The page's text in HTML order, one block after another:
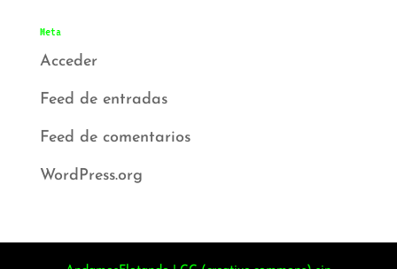
Meta
Acceder
Feed de entradas
Feed de comentarios
WordPress.org